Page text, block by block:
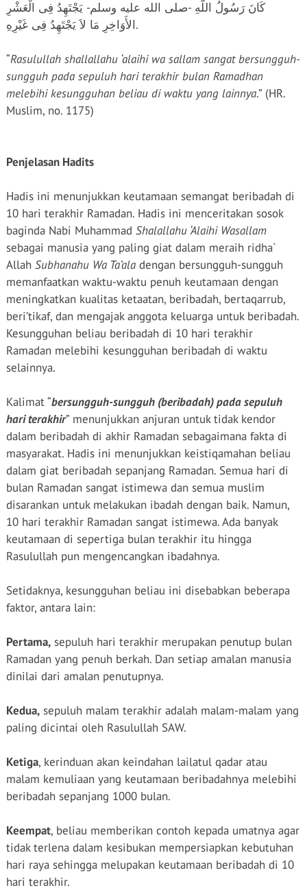
كَانَ رَسُولُ اللَّهِ -صلى الله عليه وسلم- يَجْتَهِدُ فِى الْعَشْرِ
الأَوَاخِرِ مَا لاَ يَجْتَهِدُ فِى غَيْرِهِ.
“Rasulullah shallallahu ‘alaihi wa sallam sangat bersungguh-
sungguh pada sepuluh hari terakhir bulan Ramadhan
melebihi kesungguhan beliau di waktu yang lainnya.” (HR.
Muslim, no. 1175)
Penjelasan Hadits
Hadis ini menunjukkan keutamaan semangat beribadah di
10 hari terakhir Ramadan. Hadis ini menceritakan sosok
baginda Nabi Muhammad Shalallahu ‘Alaihi Wasallam
sebagai manusia yang paling giat dalam meraih ridha`
Allah Subhanahu Wa Ta’aladengan bersungguh-sungguh
memanfaatkan waktu-waktu penuh keutamaan dengan
meningkatkan kualitas ketaatan, beribadah, bertaqarrub,
beri’tikaf, dan mengajak anggota keluarga untuk beribadah.
Kesungguhan beliau beribadah di 10 hari terakhir
Ramadan melebihi kesungguhan beribadah di waktu
selainnya.
Kalimat “bersungguh-sungguh (beribadah) pada sepuluh
hari terakhir” menunjukkan anjuran untuk tidak kendor
dalam beribadah di akhir Ramadan sebagaimana fakta di
masyarakat. Hadis ini menunjukkan keistiqamahan beliau
dalam giat beribadah sepanjang Ramadan. Semua hari di
bulan Ramadan sangat istimewa dan semua muslim
disarankan untuk melakukan ibadah dengan baik. Namun,
10 hari terakhir Ramadan sangat istimewa. Ada banyak
keutamaan di sepertiga bulan terakhir itu hingga
Rasulullah pun mengencangkan ibadahnya.
Setidaknya, kesungguhan beliau ini disebabkan beberapa
faktor, antara lain:
Pertama,sepuluh hari terakhir merupakan penutup bulan
Ramadan yang penuh berkah. Dan setiap amalan manusia
dinilai dari amalan penutupnya.
Kedua,sepuluh malam terakhir adalah malam-malam yang
paling dicintai oleh Rasulullah SAW.
Ketiga, kerinduan akan keindahan lailatul qadar atau
malam kemuliaan yang keutamaan beribadahnya melebihi
beribadah sepanjang 1000 bulan.
Keempat, beliau memberikan contoh kepada umatnya agar
tidak terlena dalam kesibukan mempersiapkan kebutuhan
hari raya sehingga melupakan keutamaan beribadah di 10
hari terakhir.